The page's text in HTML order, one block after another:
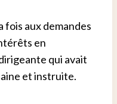
fois aux demandes
en
qui avait
et instruite.